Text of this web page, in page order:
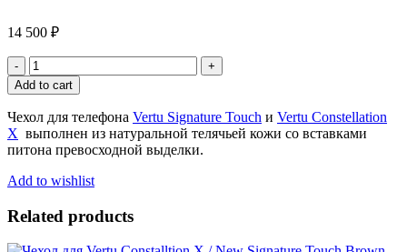
14 500 ₽
Чехол
для
Vertu
Constalltion
X
/
Signature
Red
Python
quantity
Add to cart
Чехол для телефона Vertu Signature Touch и Vertu Constellation
X выполнен из натуральной телячьей кожи со вставками
питона превосходной выделки.
Add to wishlist
Related products